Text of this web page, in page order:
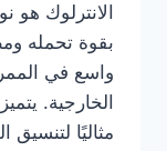
الانترلوك هو
بقوة تحمله
واسع في
الخارجية.
مثاليًا